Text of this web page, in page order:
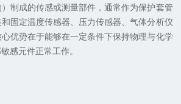
制成的传感或测量部件，通常作为保护套管
固定温度传感器、压力传感器、气体分析仪
优势在于能够在一定条件下保持物理与化学
感元件正常工作。